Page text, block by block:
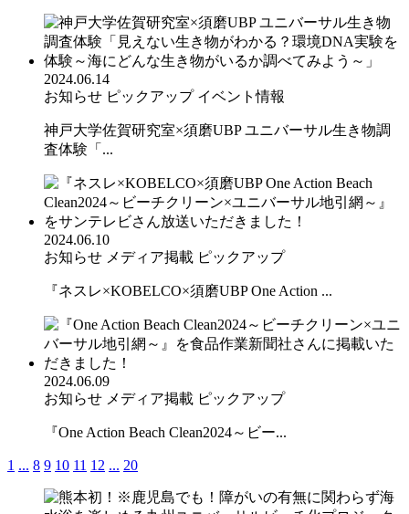
2024.06.14
お知らせ ピックアップ イベント情報
神戸大学佐賀研究室×須磨UBP ユニバーサル生き物調
査体験「...
2024.06.10
お知らせ メディア掲載 ピックアップ
『ネスレ×KOBELCO×須磨UBP One Action ...
2024.06.09
お知らせ メディア掲載 ピックアップ
『One Action Beach Clean2024～ビー...
1 ... 8 9 10 11 12 ... 20